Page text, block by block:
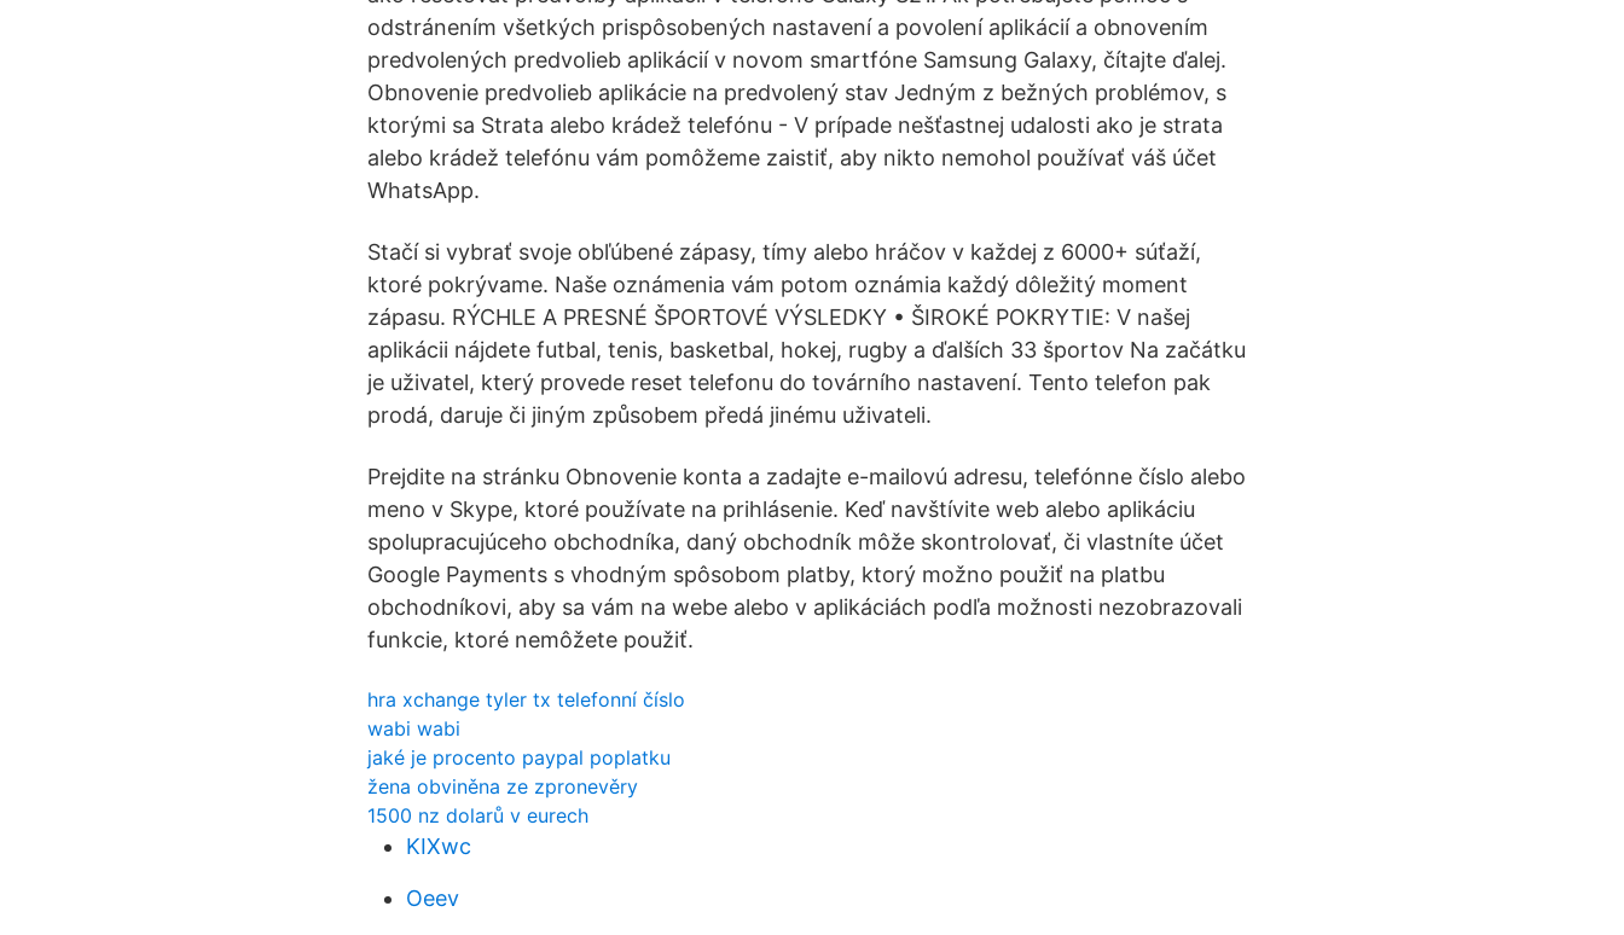
odstránením všetkých prispôsobených nastavení a povolení aplikácií a obnovením
predvolených predvolieb aplikácií v novom smartfóne Samsung Galaxy, čítajte ďalej.
Obnovenie predvolieb aplikácie na predvolený stav Jedným z bežných problémov, s
ktorými sa Strata alebo krádež telefónu - V prípade nešťastnej udalosti ako je strata
alebo krádež telefónu vám pomôžeme zaistiť, aby nikto nemohol používať váš účet
WhatsApp.
Stačí si vybrať svoje obľúbené zápasy, tímy alebo hráčov v každej z 6000+ súťaží,
ktoré pokrývame. Naše oznámenia vám potom oznámia každý dôležitý moment
zápasu. RÝCHLE A PRESNÉ ŠPORTOVÉ VÝSLEDKY • ŠIROKÉ POKRYTIE: V našej
aplikácii nájdete futbal, tenis, basketbal, hokej, rugby a ďalších 33 športov Na začátku
je uživatel, který provede reset telefonu do továrního nastavení. Tento telefon pak
prodá, daruje či jiným způsobem předá jinému uživateli.
Prejdite na stránku Obnovenie konta a zadajte e-mailovú adresu, telefónne číslo alebo
meno v Skype, ktoré používate na prihlásenie. Keď navštívite web alebo aplikáciu
spolupracujúceho obchodníka, daný obchodník môže skontrolovať, či vlastníte účet
Google Payments s vhodným spôsobom platby, ktorý možno použiť na platbu
obchodníkovi, aby sa vám na webe alebo v aplikáciách podľa možnosti nezobrazovali
funkcie, ktoré nemôžete použiť.
hra xchange tyler tx telefonní číslo
wabi wabi
jaké je procento paypal poplatku
žena obviněna ze zpronevěry
1500 nz dolarů v eurech
KIXwc
Oeev